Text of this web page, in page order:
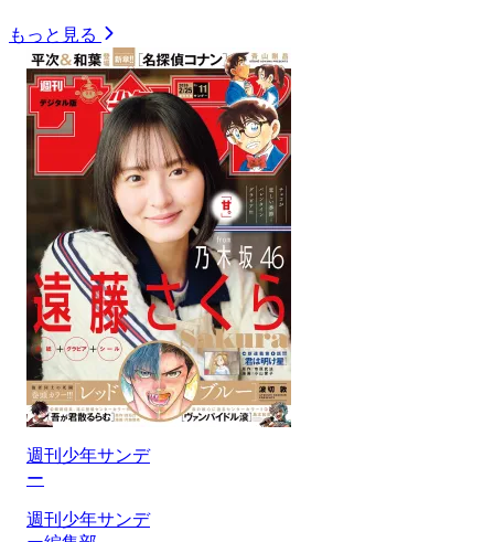
もっと見る
週刊少年サンデ
ー
週刊少年サンデ